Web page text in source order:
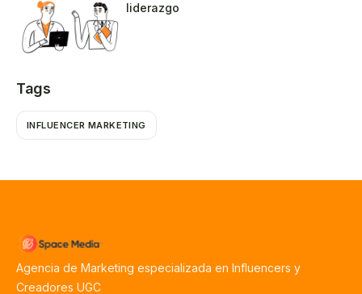
liderazgo
Tags
INFLUENCER MARKETING
Agencia de Marketing especializada en Influencers y
Creadores UGC